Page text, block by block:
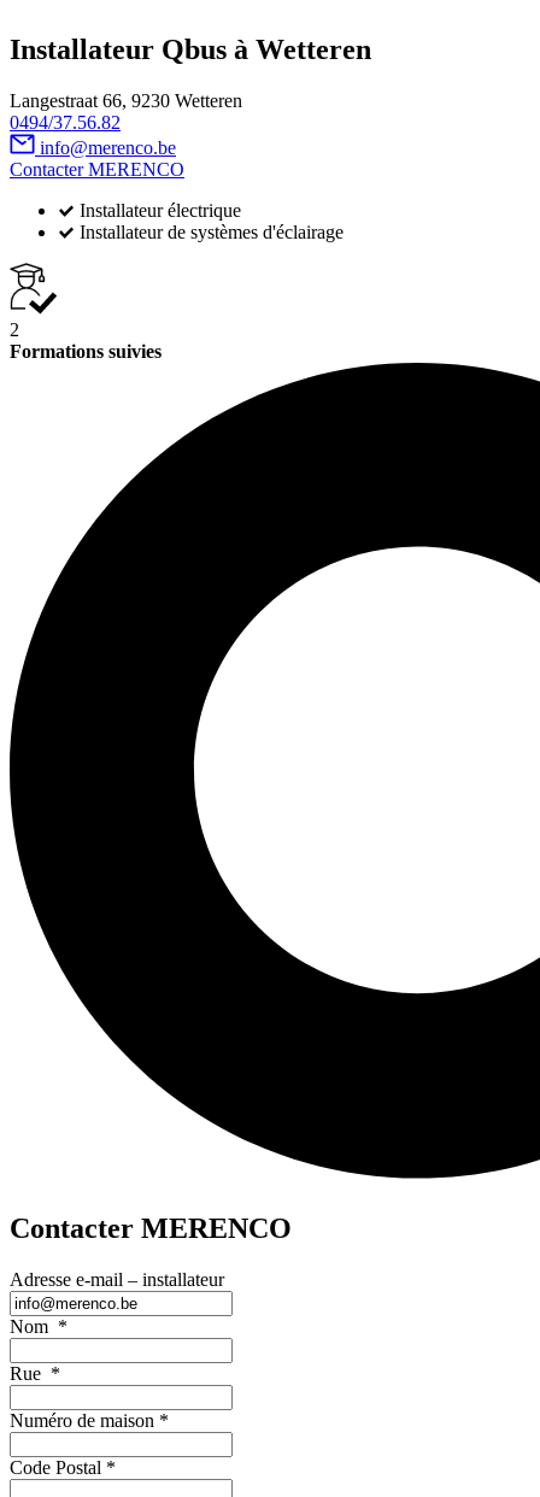
Installateur Qbus à Wetteren
Langestraat 66, 9230 Wetteren
0494/37.56.82
info@merenco.be
Contacter MERENCO
Installateur électrique
Installateur de systèmes d'éclairage
2
Formations suivies
Contacter MERENCO
Adresse e-mail – installateur
Nom *
Rue *
Numéro de maison *
Code Postal *